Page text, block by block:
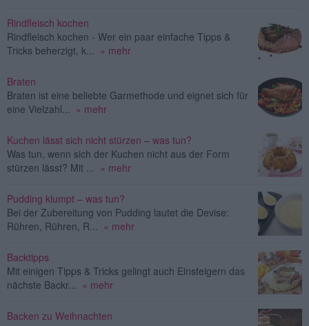
Rindfleisch kochen
Rindfleisch kochen - Wer ein paar einfache Tipps &
Tricks beherzigt, k... » mehr
Braten
Braten ist eine beliebte Garmethode und eignet sich für
eine Vielzahl... » mehr
Kuchen lässt sich nicht stürzen – was tun?
Was tun, wenn sich der Kuchen nicht aus der Form
stürzen lässt? Mit ... » mehr
Pudding klumpt – was tun?
Bei der Zubereitung von Pudding lautet die Devise:
Rühren, Rühren, R... » mehr
Backtipps
Mit einigen Tipps & Tricks gelingt auch Einsteigern das
nächste Backr... » mehr
Backen zu Weihnachten